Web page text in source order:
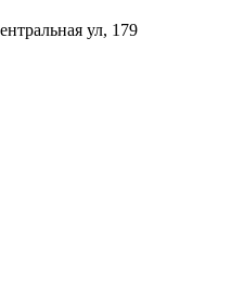
ул, 179